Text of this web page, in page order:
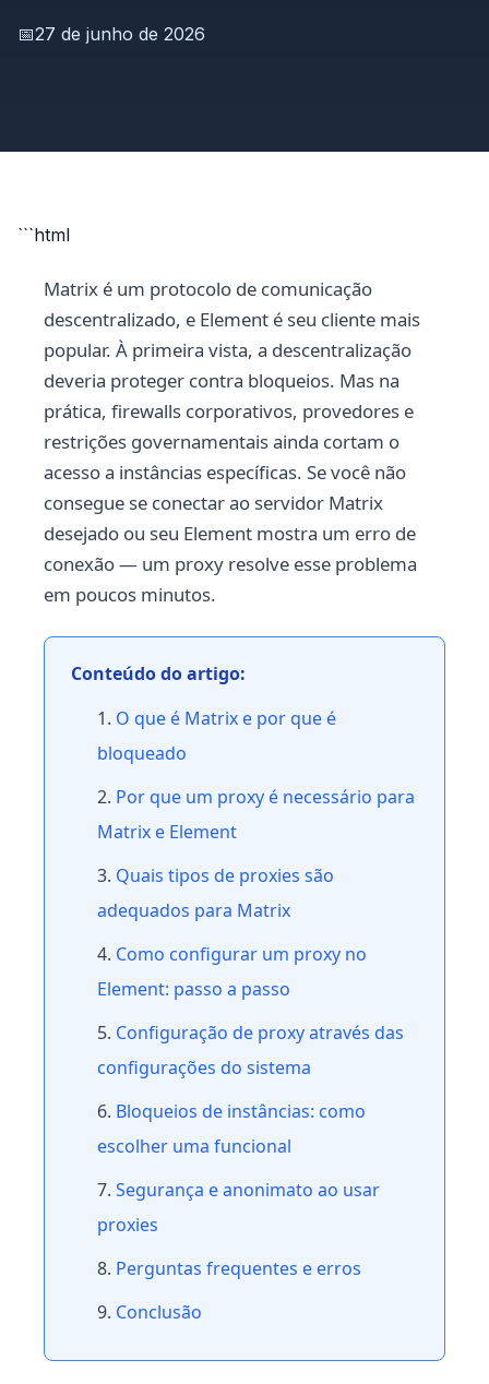
📅27 de junho de 2026
```html
Matrix é um protocolo de comunicação
descentralizado, e Element é seu cliente mais
popular. À primeira vista, a descentralização
deveria proteger contra bloqueios. Mas na
prática, firewalls corporativos, provedores e
restrições governamentais ainda cortam o
acesso a instâncias específicas. Se você não
consegue se conectar ao servidor Matrix
desejado ou seu Element mostra um erro de
conexão — um proxy resolve esse problema
em poucos minutos.
Conteúdo do artigo:
O que é Matrix e por que é
bloqueado
Por que um proxy é necessário para
Matrix e Element
Quais tipos de proxies são
adequados para Matrix
Como configurar um proxy no
Element: passo a passo
Configuração de proxy através das
configurações do sistema
Bloqueios de instâncias: como
escolher uma funcional
Segurança e anonimato ao usar
proxies
Perguntas frequentes e erros
Conclusão